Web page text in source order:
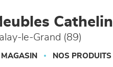
Cathelin
le-Grand (89)
MAGASIN NOS PRODUITS